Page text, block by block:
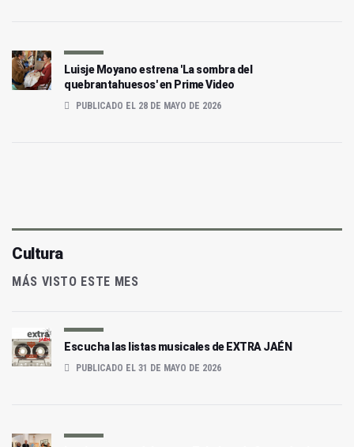
Luisje Moyano estrena 'La sombra del
quebrantahuesos' en Prime Video
PUBLICADO EL 28 DE MAYO DE 2026
Cultura
MÁS VISTO ESTE MES
Escucha las listas musicales de EXTRA JAÉN
PUBLICADO EL 31 DE MAYO DE 2026